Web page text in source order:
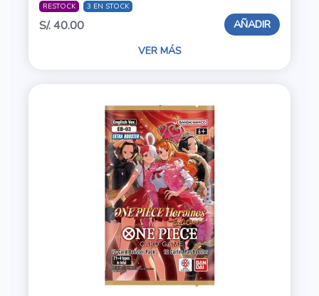
RESTOCK 3 EN STOCK
S/. 40.00 AÑADIR
VER MÁS